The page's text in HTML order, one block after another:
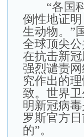
“各国科
倒性地证
生动物。”
全球顶尖
在抗击新
强烈谴责
究作出的
致。世界
明新冠病
罗斯官方
的”。